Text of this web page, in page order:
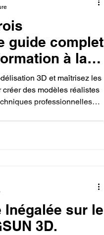
guide complet
à la
(Fusion 360
mon compte
3D et maîtrisez les
des modèles réalistes
professionnelles
sur le
3D.